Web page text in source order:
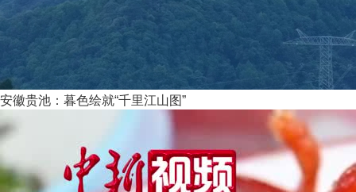
安徽贵池：暮色绘就“千里江山图”